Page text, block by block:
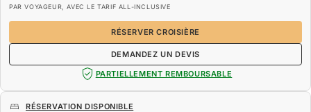
PAR VOYAGEUR, AVEC LE TARIF ALL-INCLUSIVE
RÉSERVER CROISIÈRE
DEMANDEZ UN DEVIS
PARTIELLEMENT REMBOURSABLE
RÉSERVATION DISPONIBLE